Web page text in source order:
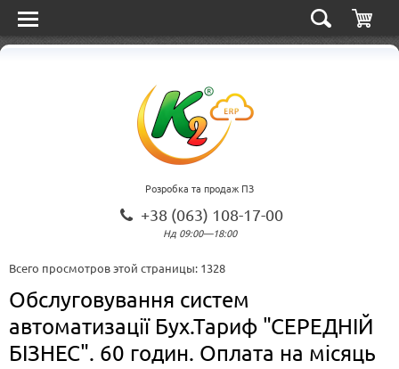
Розробка та продаж ПЗ
+38 (063) 108-17-00
Нд 09:00—18:00
Всего просмотров этой страницы: 1328
Обслуговування систем
автоматизації Бух.Тариф "СЕРЕДНІЙ
БІЗНЕС". 60 годин. Оплата на місяць